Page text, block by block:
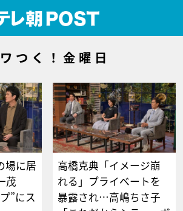
つく！金曜日
場に居
茂
”にス
高橋克典「イメージ崩
れる」プライベートを
暴露され…高嶋ちさ子